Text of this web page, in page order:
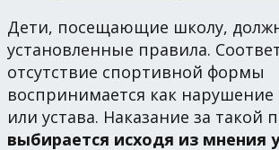
Дети, посещающие школу,
установленные правила.
отсутствие спортивной формы
воспринимается как нарушение
или устава. Наказание за такой
выбирается исходя из мнения